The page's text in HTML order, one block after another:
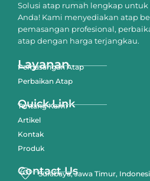
Solusi atap rumah lengkap
Anda! Kami menyediakan atap
pemasangan profesional,
atap dengan harga terjangkau.
Layanan
Pemasangan Atap
Perbaikan Atap
Quick Link
Tentang Kami
Artikel
Kontak
Produk
Contact Us
Surabaya, Jawa Timur,